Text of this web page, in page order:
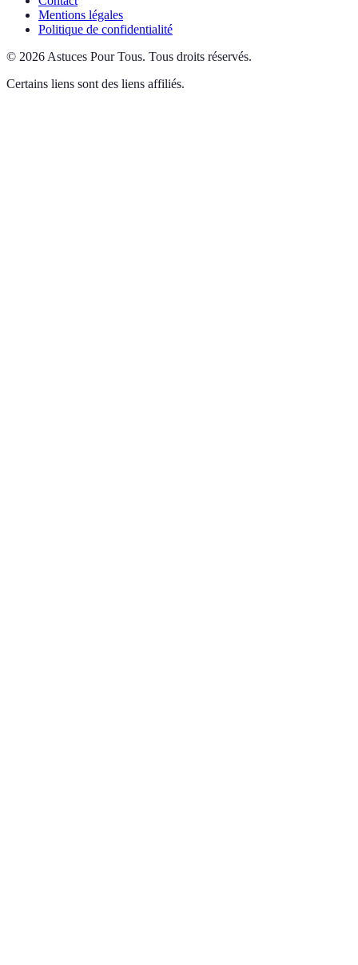
Mentions légales
Politique de confidentialité
© 2026 Astuces Pour Tous. Tous droits réservés.
Certains liens sont des liens affiliés.